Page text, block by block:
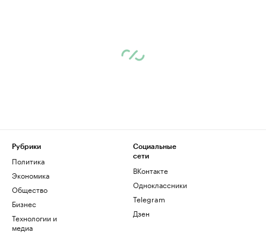
Рубрики
Политика
Экономика
Общество
Бизнес
Технологии и
медиа
Социальные
сети
ВКонтакте
Одноклассники
Telegram
Дзен